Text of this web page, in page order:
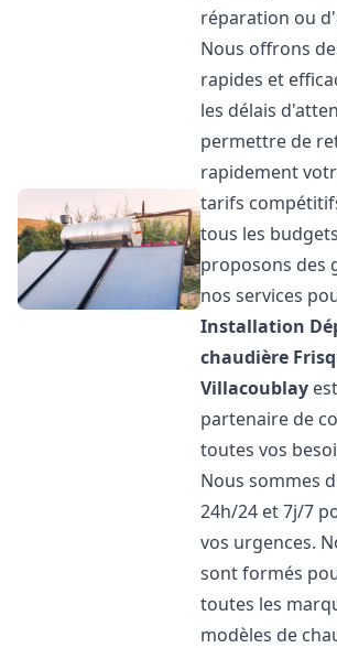
réparation ou
Nous offrons
rapides et
les délais
permettre de
rapidement
tarifs
tous les
proposons des
nos services
Installation
chaudière
Villacoublay
partenaire de
toutes vos
Nous sommes
24h/24 et 7j/7
vos urgences.
sont formés
toutes les
modèles de